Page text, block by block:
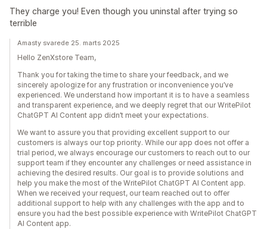
They charge you! Even though you uninstal after trying so
terrible
Amasty svarede 25. marts 2025
Hello ZenXstore Team,
Thank you for taking the time to share your feedback, and we
sincerely apologize for any frustration or inconvenience you’ve
experienced. We understand how important it is to have a seamless
and transparent experience, and we deeply regret that our WritePilot
ChatGPT AI Content app didn’t meet your expectations.
We want to assure you that providing excellent support to our
customers is always our top priority. While our app does not offer a
trial period, we always encourage our customers to reach out to our
support team if they encounter any challenges or need assistance in
achieving the desired results. Our goal is to provide solutions and
help you make the most of the WritePilot ChatGPT AI Content app.
When we received your request, our team reached out to offer
additional support to help with any challenges with the app and to
ensure you had the best possible experience with WritePilot ChatGPT
AI Content app.